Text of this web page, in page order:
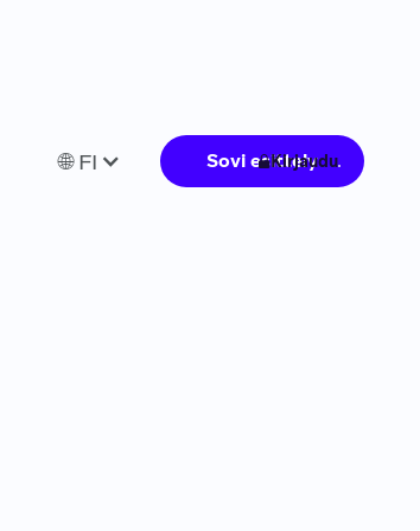
🌐 FI Sovi esittely
Kirjaudu